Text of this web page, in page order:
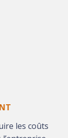
les coûts